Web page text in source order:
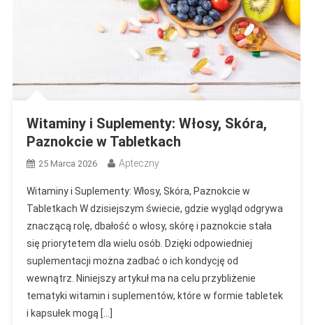
Witaminy i Suplementy: Włosy, Skóra,
Paznokcie w Tabletkach
25 Marca 2026 Apteczny
Witaminy i Suplementy: Włosy, Skóra, Paznokcie w
Tabletkach W dzisiejszym świecie, gdzie wygląd odgrywa
znaczącą rolę, dbałość o włosy, skórę i paznokcie stała
się priorytetem dla wielu osób. Dzięki odpowiedniej
suplementacji można zadbać o ich kondycję od
wewnątrz. Niniejszy artykuł ma na celu przybliżenie
tematyki witamin i suplementów, które w formie tabletek
i kapsułek mogą […]